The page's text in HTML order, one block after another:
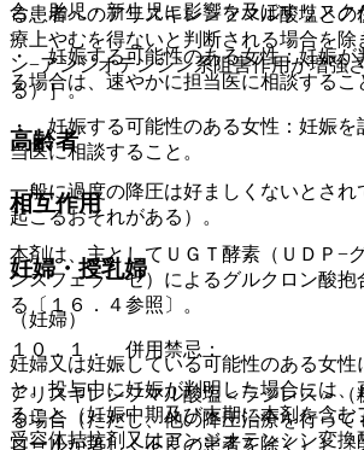
る患者へのアリスキレンフマル酸塩との
療上やむを得ないと判断される場合を除
ン−アンジオテンシン系阻害作用が増強
る）］。
高齢者
一般に過度の降圧は好ましくないとされ
起こるおそれがある）。
妊婦・授乳婦
（妊婦）
妊婦又は妊娠している可能性のある女性
と。投与中に妊娠が判明した場合には、
ること（妊娠中期及び末期に本剤を含む
受容体拮抗剤又はアンジオテンシン変
合、胎児・新生児に影響を及ぼすリスク
・ 妊娠する可能性のある女性：妊娠が
る場合は、速やかに担当医に相談するこ
・ 妊娠する可能性のある女性：妊娠を
当医に相談すること。
相互作用
本剤は、主としてＵＧＴ酵素（ＵＤＰ−
ンスフェラーゼ）によるグルクロン酸抱
る〔１６．４参照〕。
１０．１． 併用禁忌：
アリスキレンフマル酸塩＜ラジレス＞（
る場合（ただし、他の降圧治療を行って
ロールが著しく不良の患者を除く））〔